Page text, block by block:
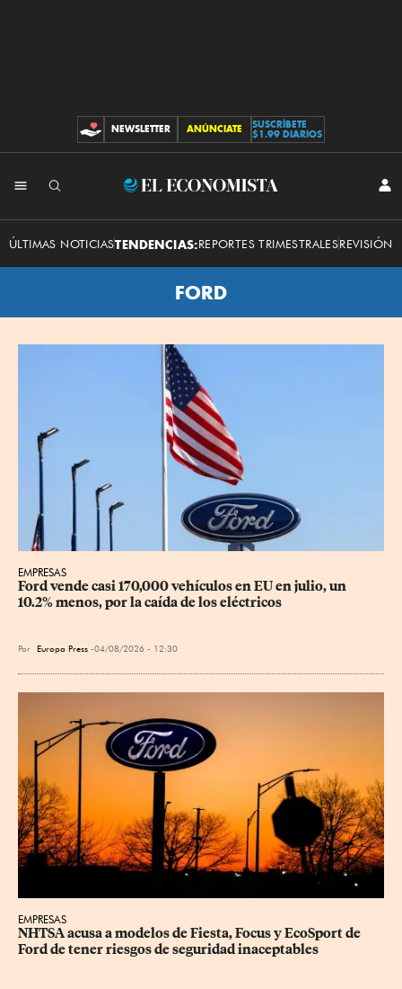
CONTRIBUCIONES
NEWSLETTER ANÚNCIATE
SUSCRÍBETE
$1.99 DIARIOS
El
Economista
ÚLTIMAS NOTICIASTENDENCIAS:REPORTES TRIMESTRALESREVISIÓN
FORD
EMPRESAS
Ford vende casi 170,000 vehículos en EU en julio, un
10.2% menos, por la caída de los eléctricos
Por Europa Press 04/08/2026 - 12:30
EMPRESAS
NHTSA acusa a modelos de Fiesta, Focus y EcoSport de
Ford de tener riesgos de seguridad inaceptables